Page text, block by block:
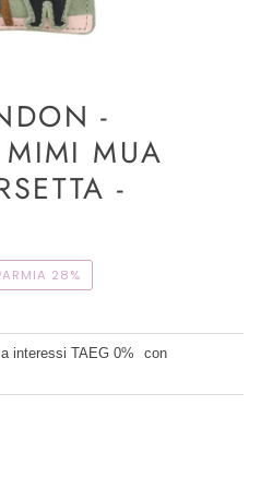
-
MIMI MUA
-
28%
interessi TAEG 0%
con